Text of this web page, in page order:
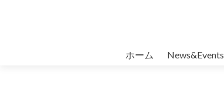
コンテンツへスキップ
ホーム News&Events